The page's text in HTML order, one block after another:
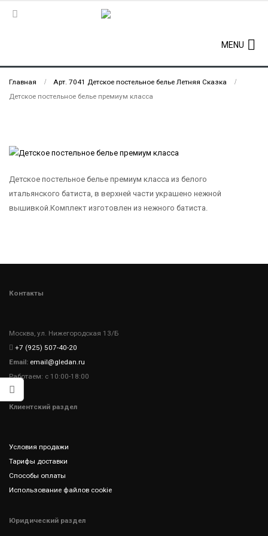
MENU
Главная
Арт. 7041 Детское постельное белье Летняя Сказка
Детское постельное белье премиум класса
Детское постельное белье премиум класса из белого
итальянского батиста, в верхней части украшено нежной
вышивкой.Комплект изготовлен из нежного батиста.
Контакты
Москва, ул. Нижегородская 13/Б
+7 (925) 507-40-20
Email: email@gledan.ru
Работаем: с 10:00-18:00
Клиентский раздел
Условия продажи
Тарифы доставки
Способы оплаты
Использование файлов cookie
Юридический раздел